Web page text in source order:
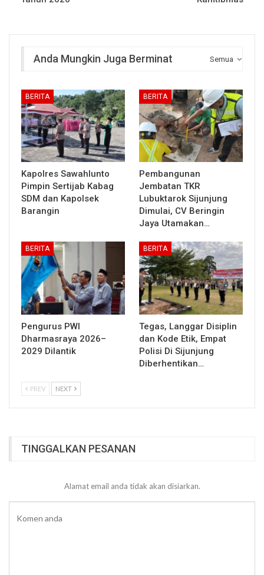
Semua
Anda Mungkin Juga Berminat
BERITA
Kapolres Sawahlunto
Pimpin Sertijab Kabag
SDM dan Kapolsek
Barangin
BERITA
Pembangunan
Jembatan TKR
Lubuktarok Sijunjung
Dimulai, CV Beringin
Jaya Utamakan…
BERITA
Pengurus PWI
Dharmasraya 2026–
2029 Dilantik
BERITA
Tegas, Langgar Disiplin
dan Kode Etik, Empat
Polisi Di Sijunjung
Diberhentikan…
PREV NEXT
TINGGALKAN PESANAN
Alamat email anda tidak akan disiarkan.